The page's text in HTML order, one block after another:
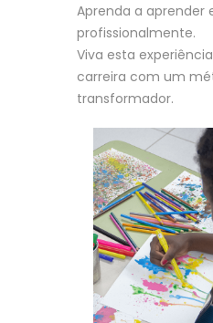
Aprenda a aprender
profissionalmente.
Viva esta
carreira com um
transformador.